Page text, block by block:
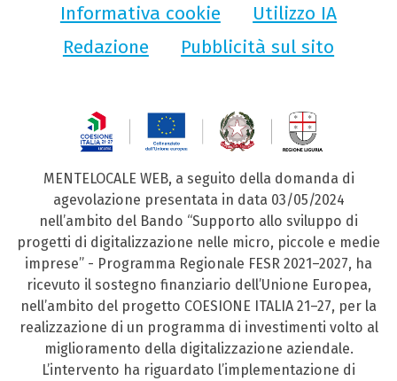
Informativa cookie
Utilizzo IA
Redazione
Pubblicità sul sito
MENTELOCALE WEB, a seguito della domanda di
agevolazione presentata in data 03/05/2024
nell’ambito del Bando “Supporto allo sviluppo di
progetti di digitalizzazione nelle micro, piccole e medie
imprese” - Programma Regionale FESR 2021–2027, ha
ricevuto il sostegno finanziario dell’Unione Europea,
nell’ambito del progetto COESIONE ITALIA 21–27, per la
realizzazione di un programma di investimenti volto al
miglioramento della digitalizzazione aziendale.
L’intervento ha riguardato l’implementazione di